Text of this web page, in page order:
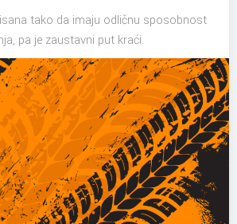
tako da imaju odličnu sposobnost
pa je zaustavni put kraći.